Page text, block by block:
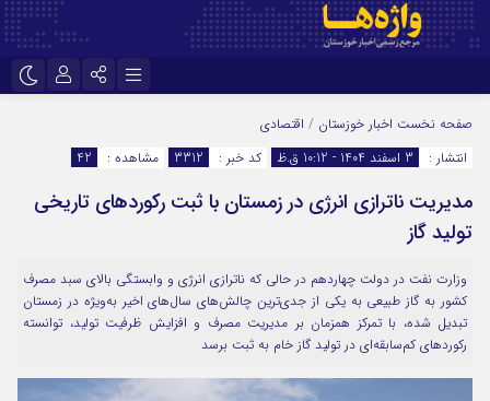
اینستاگرام
سروش
ایتا
آپارات
اپلیکیشن رمز عبور
مرا به خاطر بسپار
صفحه نخست اخبار خوزستان / اقتصادی
انتشار :
3 اسفند 1404 - 10:12 ق.ظ کد خبر : 3312 مشاهده : 42
مدیریت ناترازی انرژی در زمستان با ثبت رکوردهای تاریخی
تولید گاز
وزارت نفت در دولت چهاردهم در حالی که ناترازی انرژی و وابستگی بالای سبد مصرف
کشور به گاز طبیعی به یکی از جدی‌ترین چالش‌های سال‌های اخیر به‌ویژه در زمستان
تبدیل شده، با تمرکز همزمان بر مدیریت مصرف و افزایش ظرفیت تولید، توانسته
رکوردهای کم‌سابقه‌ای در تولید گاز خام به ثبت برسد